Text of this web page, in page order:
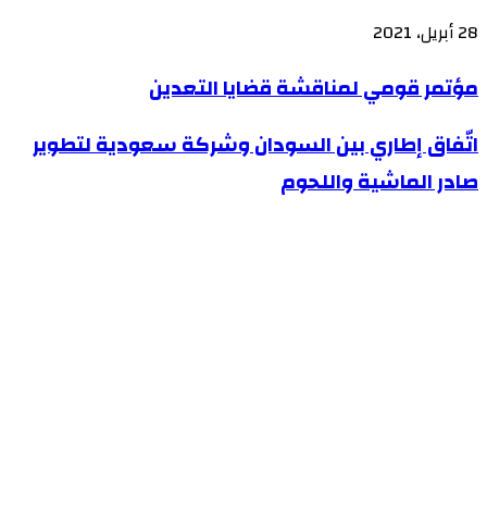
28 أبريل، 2021
مؤتمر
لمناقشة
قضايا
مؤتمر قومي لمناقشة قضايا التعدين
اتّفاق
إطاري
اتّفاق إطاري بين السودان وشركة سعودية لتطوير
صادر الماشية واللحوم